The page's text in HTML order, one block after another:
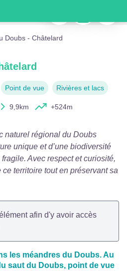
Voir l'image en plein écran
Doubs - Châtelard
Point de vue Rivières et lacs
9,9km
+524m
naturel régional du Doubs
unique et d’une biodiversité
Avec respect et curiosité,
territoire tout en préservant sa
afin d'y avoir accès
les méandres du Doubs. Au
saut du Doubs, point de vue